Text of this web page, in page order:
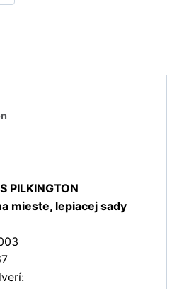
PILKINGTON
mieste, lepiacej sady